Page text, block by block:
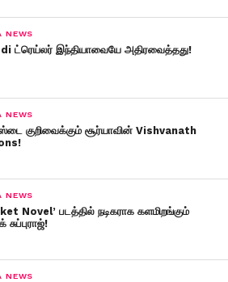
NEWS
ட்ரெய்லர் இந்தியாவையே அதிரவைத்தது!
NEWS
குறிவைக்கும் சூர்யாவின் Vishvanath
NEWS
Novel’ படத்தில் நடிகராக களமிறங்கும்
சுப்புராஜ்!
NEWS